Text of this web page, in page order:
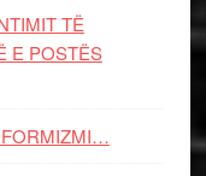
TË
E POSTËS